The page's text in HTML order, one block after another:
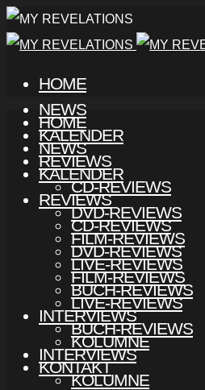
HOME
NEWS
KALENDER
REVIEWS
CD-REVIEWS
DVD-REVIEWS
FILM-REVIEWS
LIVE-REVIEWS
BUCH-REVIEWS
INTERVIEWS
KOLUMNE
KONTAKT
HOME
NEWS
KALENDER
REVIEWS
CD-REVIEWS
DVD-REVIEWS
FILM-REVIEWS
LIVE-REVIEWS
BUCH-REVIEWS
INTERVIEWS
KOLUMNE